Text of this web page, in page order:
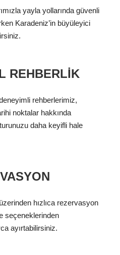
yayla yollarında güvenli
Karadeniz’in büyüleyici
REHBERLIK
rehberlerimiz,
noktalar hakkında
daha keyifli hale
hızlıca rezervasyon
seçeneklerinden
ayırtabilirsiniz.